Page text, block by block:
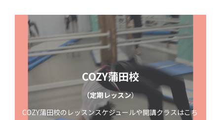
COZY蒲田校
（定期レッスン）
COZY蒲田校のレッスンスケジュールや開講クラスはこち